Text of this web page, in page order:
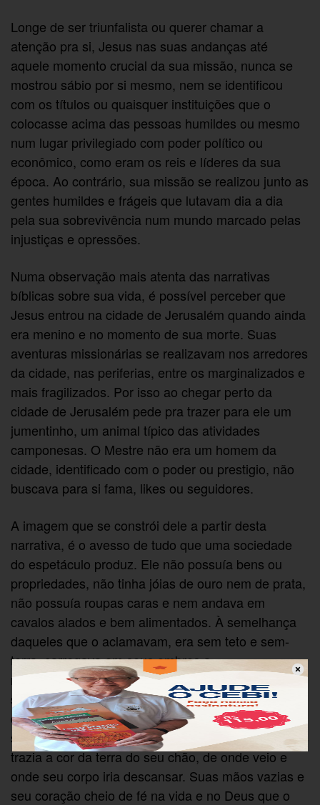
Longe de ser triunfalista ou querer chamar a
atenção pra si, Jesus nas suas andanças até
aquele momento crucial da sua missão, nunca se
mostrou sábio por si mesmo, nem se identificou
com os títulos ou quaisquer instituições que o
colocasse acima das pessoas humildes ou mesmo
num lugar privilegiado com poder político ou
econômico, como eram os reis e líderes da sua
época. Ao contrário, sua missão se realizou junto as
gentes humildes e frágeis que lutavam dia a dia
pela sua sobrevivência num mundo marcado pelas
injustiças e opressões.
Numa observação mais atenta das narrativas
bíblicas sobre sua vida, é possível perceber que
Jesus entrou na cidade de Jerusalém quando ainda
era menino e no momento de sua morte. Suas
aventuras missionárias se realizavam nos arredores
da cidade, nas periferias, entre os marginalizados e
mais fragilizados. Por isso ao chegar perto da
cidade de Jerusalém pede pra trazer para ele um
jumentinho, um animal típico das atividades
camponesas. O Mestre não era um homem da
cidade, identificado com o poder ou prestigio, não
buscava para si fama, likes ou seguidores.
A imagem que se constrói dele a partir desta
narrativa, é o avesso de tudo que uma sociedade
do espetáculo produz. Ele não possuía bens ou
propriedades, não tinha jóias de ouro nem de prata,
não possuía roupas caras e nem andava em
cavalos alados e bem alimentados. À semelhança
daqueles que o aclamavam, era sem teto e sem-
terra, carregava em seus ombros a
responsabilidade e todas as implicações de ser anti
sistema. Em seus olhos a esperança e a certeza de
quem sabe que nem a morte pode destruir um
sonho de um mundo melhor. Seus pés empoeirados
trazia a cor da terra do seu chão, de onde veio e
onde seu corpo iria descansar. Suas mãos vazias e
seu coração cheio de fé na vida e no Deus que o